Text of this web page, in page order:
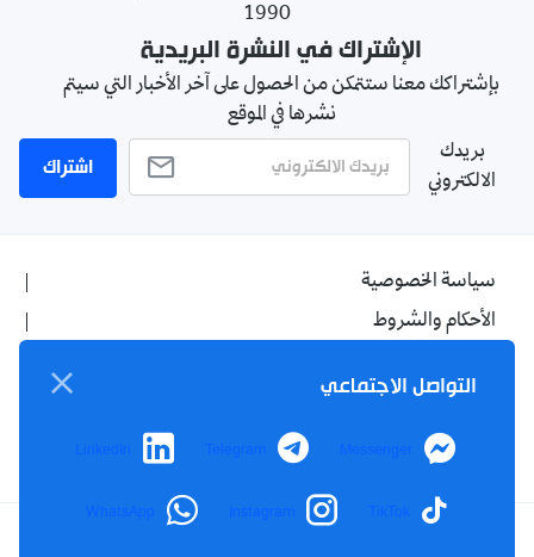
1990
الإشتراك في النشرة البريدية
بإشتراكك معنا ستتمكن من الحصول على آخر الأخبار التي سيتم
نشرها في الموقع
بريدك
الالكتروني
اشتراك
سياسة الخصوصية
الأحكام والشروط
اتصل بنا
من نحن
التواصل الاجتماعي
Messenger
Telegram
LinkedIn
TikTok
Instagram
WhatsApp